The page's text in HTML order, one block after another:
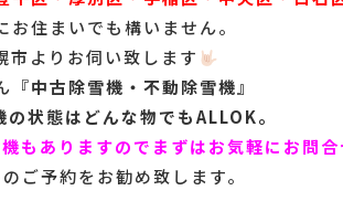
お住まいでも構いません。
市よりお伺い致します
『中古除雪機・不動除雪機』
の状態はどんな物でもALLOK。
もありますのでまずはお気軽にお問
ご予約をお勧め致します。